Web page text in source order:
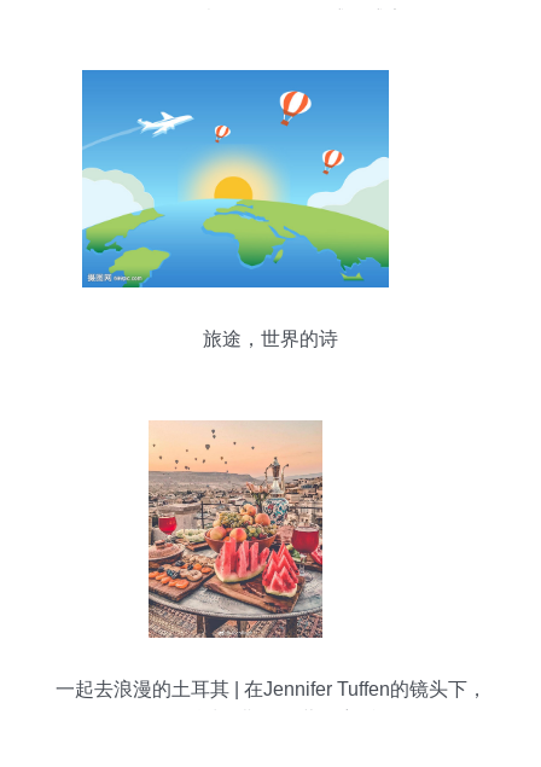
旅途，世界的诗
一起去浪漫的土耳其 | 在Jennifer Tuffen的镜头下，